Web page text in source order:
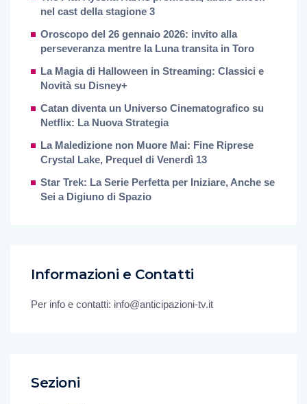
nel cast della stagione 3
Oroscopo del 26 gennaio 2026: invito alla
perseveranza mentre la Luna transita in Toro
La Magia di Halloween in Streaming: Classici e
Novità su Disney+
Catan diventa un Universo Cinematografico su
Netflix: La Nuova Strategia
La Maledizione non Muore Mai: Fine Riprese
Crystal Lake, Prequel di Venerdì 13
Star Trek: La Serie Perfetta per Iniziare, Anche se
Sei a Digiuno di Spazio
Informazioni e Contatti
Per info e contatti: info@anticipazioni-tv.it
Sezioni